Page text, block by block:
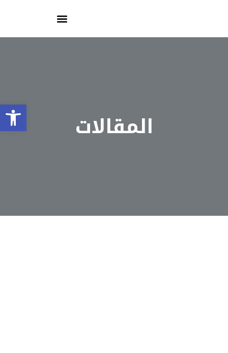
المقالات